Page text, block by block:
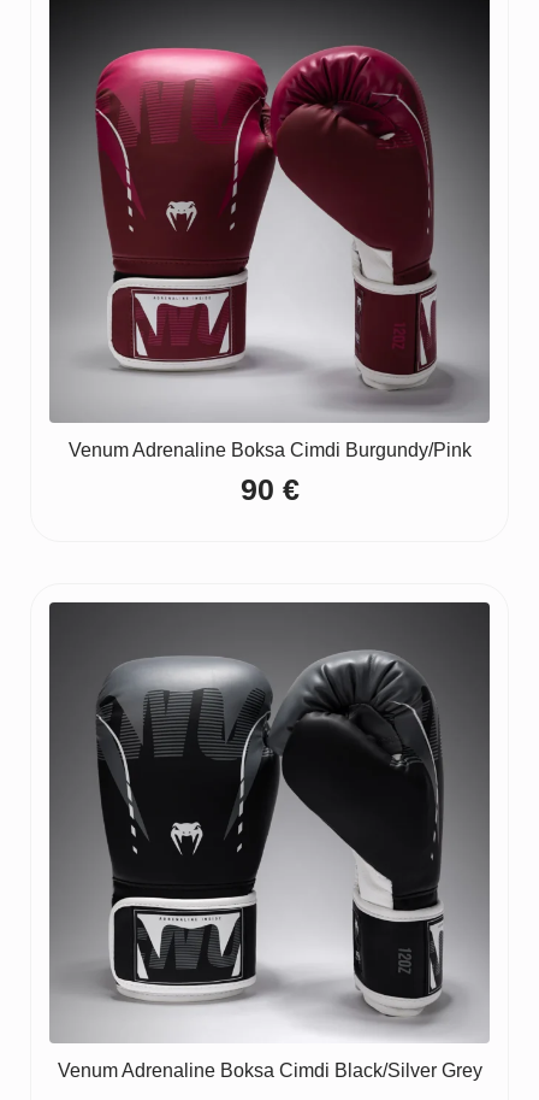
Venum Adrenaline Boksa Cimdi Burgundy/Pink
90 €
Venum Adrenaline Boksa Cimdi Black/Silver Grey